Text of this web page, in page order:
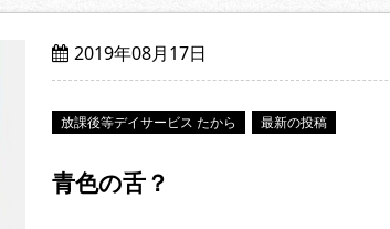
2019年08月17日
放課後等デイサービス たから 最新の投稿
青色の舌？